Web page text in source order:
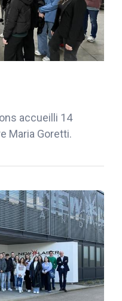
accueilli 14
Maria Goretti.